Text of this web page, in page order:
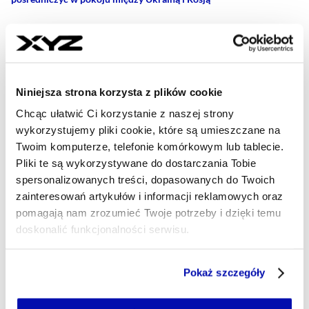
Niniejsza strona korzysta z plików cookie
Chcąc ułatwić Ci korzystanie z naszej strony
wykorzystujemy pliki cookie, które są umieszczane na
Twoim komputerze, telefonie komórkowym lub tablecie.
Pliki te są wykorzystywane do dostarczania Tobie
spersonalizowanych treści, dopasowanych do Twoich
zainteresowań artykułów i informacji reklamowych oraz
pomagają nam zrozumieć Twoje potrzeby i dzięki temu
doskonalić funkcjonalności serwisu.
Jeżeli nie wyrażasz zgody na zapisywanie plików cookie,
Pokaż szczegóły
21:44
Donald Tusk komentuje zysk Orlenu.
Wskazuje na podatek od
nadzwyczajnych zysków firm
paliwowych
21:33
Dwa zwycięstwa i remis. Mecze